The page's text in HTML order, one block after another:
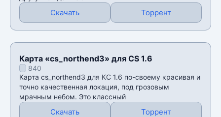
Скачать Торрент
Карта «cs_northend3» для CS 1.6
840
Карта cs_northend3 для КС 1.6 по-своему красивая и
точно качественная локация, под грозовым
мрачным небом. Это классный
Скачать Торрент